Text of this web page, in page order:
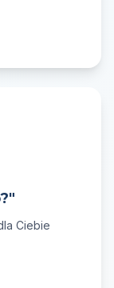
Ciebie